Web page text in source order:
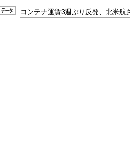
コンテナ運賃3週ぶり反発、北米航